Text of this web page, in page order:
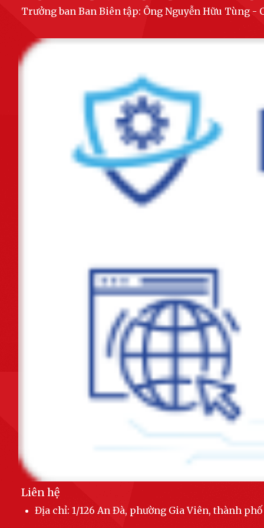
Hội nghị Bồi dưỡng lý luận chính trị năm 2025 cho đội ngũ giáo viên
Chủ tịch UBND thành phố chỉ đạo chủ động ứng phó với áp thấp nhiệt
Liên đoàn Lao động thành phố và Bảo hiểm xã hội thành phố ký kết
chương trình phối hợp giai đoạn...
Ban hành Kế hoạch tổ chức các hoạt động ý nghĩa chào mừng Kỷ niệm
80 năm Cách mạng Tháng Tám và...
Tiếp tục thực hiện chuỗi các hoạt động tri ân nhân dịp kỷ niệm 78 năm
ngày Thương binh - Liệt sỹ...
Chủ động ứng phó với vùng áp thấp có khả năng mạnh lên thành áp
Khẩn trương hoàn thiện phương án đề xuất triển khai tuyến đường tốc
độ cao kết nối khu vực Đông -...
Phường Gia Viên tổ chức Hội nghị triển khai lấy ý kiến cử tri đại diện hộ
Mặt trận Tổ quốc Việt Nam phường Gia Viên tham dự Hội nghị trực
tuyến triển khai thí điểm nền tảng...
Ban hành Quy định chức năng, nhiệm vụ, quyền hạn và cơ cấu tổ chức
của Phòng Kinh tế, Hạ tầng và Đô...
Thực hiện đồng bộ các giải pháp bảo đảm trật tự, an toàn giao thông,
Phát động, kêu gọi chung tay ủng hộ Nhân dân Cuba vượt qua khó
khăn, ổn định và phát triển đất nước.
UBND phường Gia Viên họp đánh giá tình hình thực hiện nhiệm vụ kinh
tế - xã hội, quốc phòng - an...
Trưởng ban Ban Biên tập: Ông Nguyễn Hữu Tùng -
Liên hệ
Địa chỉ: 1/126 An Đà, phường Gia Viên, thành